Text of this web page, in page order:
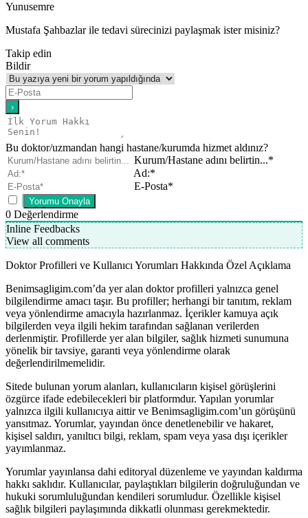
Yunusemre
Mustafa Şahbazlar ile tedavi sürecinizi paylaşmak ister misiniz?
Takip edin
Bildir
Bu doktor/uzmandan hangi hastane/kurumda hizmet aldınız?
Kurum/Hastane adını belirtin...*
Ad:*
E-Posta*
0 Değerlendirme
Inline Feedbacks
View all comments
Doktor Profilleri ve Kullanıcı Yorumları Hakkında Özel Açıklama
Benimsagligim.com’da yer alan doktor profilleri yalnızca genel
bilgilendirme amacı taşır. Bu profiller; herhangi bir tanıtım, reklam
veya yönlendirme amacıyla hazırlanmaz. İçerikler kamuya açık
bilgilerden veya ilgili hekim tarafından sağlanan verilerden
derlenmiştir. Profillerde yer alan bilgiler, sağlık hizmeti sunumuna
yönelik bir tavsiye, garanti veya yönlendirme olarak
değerlendirilmemelidir.
Sitede bulunan yorum alanları, kullanıcıların kişisel görüşlerini
özgürce ifade edebilecekleri bir platformdur. Yapılan yorumlar
yalnızca ilgili kullanıcıya aittir ve Benimsagligim.com’un görüşünü
yansıtmaz. Yorumlar, yayından önce denetlenebilir ve hakaret,
kişisel saldırı, yanıltıcı bilgi, reklam, spam veya yasa dışı içerikler
yayımlanmaz.
Yorumlar yayınlansa dahi editoryal düzenleme ve yayından kaldırma
hakkı saklıdır. Kullanıcılar, paylaştıkları bilgilerin doğruluğundan ve
hukuki sorumluluğundan kendileri sorumludur. Özellikle kişisel
sağlık bilgileri paylaşımında dikkatli olunması gerekmektedir.